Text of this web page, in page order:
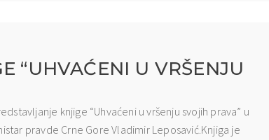
“UHVAĆENI U VRŠENJU
knjige “Uhvaćeni u vršenju svojih prava” u
pravde Crne Gore Vladimir Leposavić.Knjiga je